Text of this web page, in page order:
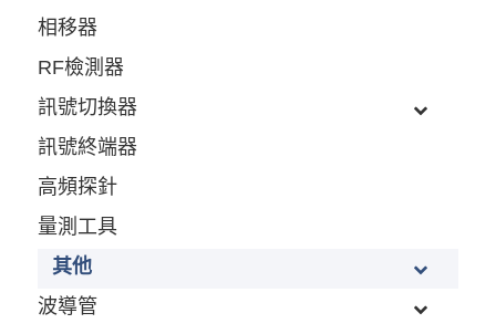
相移器
RF檢測器
訊號切換器
訊號終端器
高頻探針
量測工具
其他
波導管